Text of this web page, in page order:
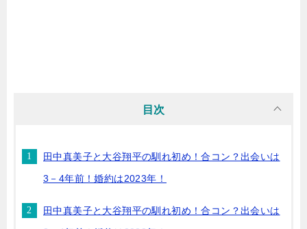
目次
田中真美子と大谷翔平の馴れ初め！合コン？出会いは
3－4年前！婚約は2023年！
田中真美子と大谷翔平の馴れ初め！合コン？出会いは